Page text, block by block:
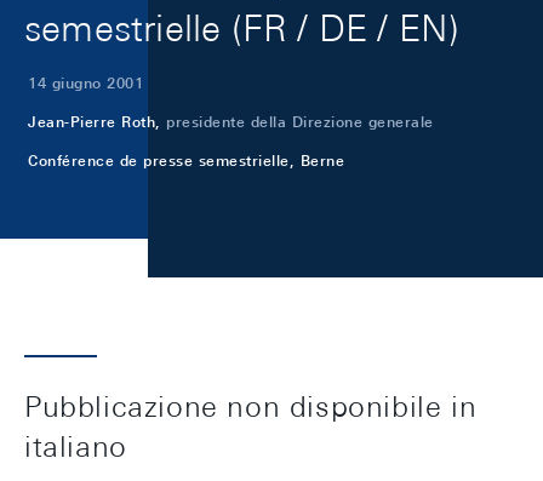
semestrielle (FR / DE / EN)
14 giugno 2001
Jean-Pierre Roth, presidente della Direzione generale
Conférence de presse semestrielle, Berne
Pubblicazione non disponibile in
italiano